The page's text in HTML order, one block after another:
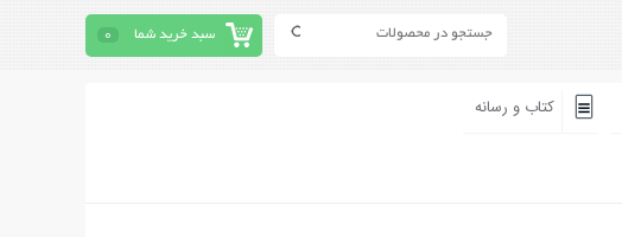
سبد خرید شما 0
کتاب و رسانه